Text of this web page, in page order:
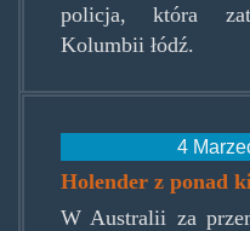
policja, która
Kolumbii łódź.
4
Holender z ponad
W Australii za